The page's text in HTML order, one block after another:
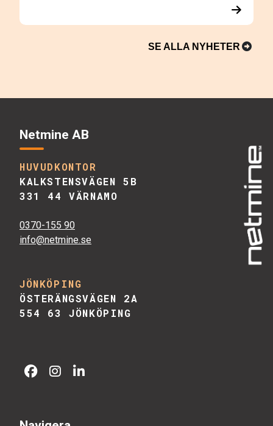
SE ALLA NYHETER
Netmine AB
HUVUDKONTOR
KALKSTENSVÄGEN 5B
331 44 VÄRNAMO
0370-155 90
info@netmine.se
JÖNKÖPING
ÖSTERÄNGSVÄGEN 2A
554 63 JÖNKÖPING